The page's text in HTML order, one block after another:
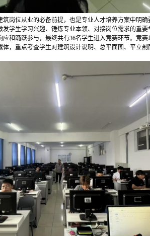
岗位从业的必备前提，也是专业人才培养方案中明
学生学习兴趣、锤炼专业本领、对接岗位需求的重要
和踊跃参与，最终共有36名学生进入竞赛环节。竞
，重点考查学生对建筑设计说明、总平面图、平立